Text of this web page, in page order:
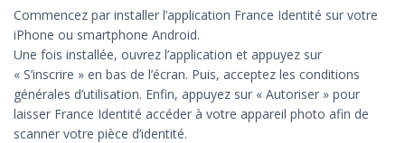
Commencez par installer l’application France Identité sur votre
iPhone ou smartphone Android.
Une fois installée, ouvrez l’application et appuyez sur
« S’inscrire » en bas de l’écran. Puis, acceptez les conditions
générales d’utilisation. Enfin, appuyez sur « Autoriser » pour
laisser France Identité accéder à votre appareil photo afin de
scanner votre pièce d’identité.